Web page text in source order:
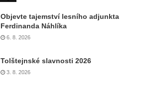
Objevte tajemství lesního adjunkta
Ferdinanda Náhlíka
6. 8. 2026
Tolštejnské slavnosti 2026
3. 8. 2026